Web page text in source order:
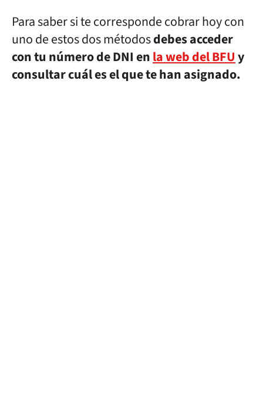
Para saber si te corresponde cobrar hoy con
uno de estos dos métodosdebes acceder
con tu número de DNI enla web del BFUy
consultar cuál es el que te han asignado.